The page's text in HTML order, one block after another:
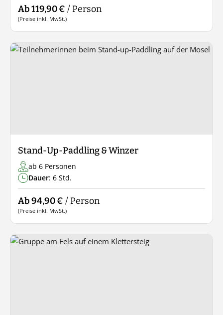
Ab 119,90 € / Person
(Preise inkl. MwSt.)
Stand-Up-Paddling & Winzer
ab 6 Personen
Dauer: 6 Std.
Ab 94,90 € / Person
(Preise inkl. MwSt.)